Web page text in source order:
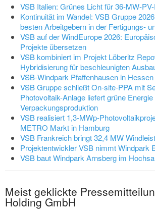
VSB Italien: Grünes Licht für 36-MW-
Kontinuität im Wandel: VSB Gruppe
besten Arbeitgebern in der Fertigungs-
VSB auf der WindEurope 2026:
Projekte übersetzen
VSB kombiniert im Projekt Löberitz
Hybridisierung für beschleunigten
VSB-Windpark Pfaffenhausen in
VSB Gruppe schließt On-site-PPA mit
Photovoltaik-Anlage liefert grüne Energie
Verpackungsproduktion
VSB realisiert 1,3-MWp-
METRO Markt in Hamburg
VSB Frankreich bringt 32,4 MW
Projektentwickler VSB nimmt Windpark
VSB baut Windpark Arnsberg im
Meist geklickte
Holding GmbH